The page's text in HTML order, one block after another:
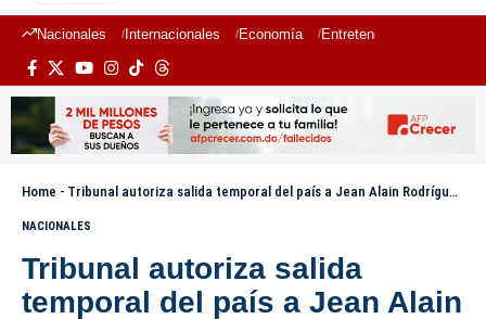
Nacionales Internacionales Economía Entretenimiento
Home - Tribunal autoriza salida temporal del país a Jean Alain Rodríguez por motivos médicos
NACIONALES
Tribunal autoriza salida
temporal del país a Jean Alain